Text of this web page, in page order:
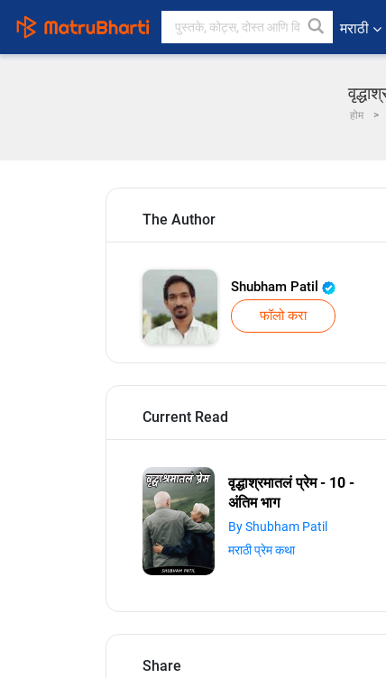
मराठी
होम
The Author
Shubham Patil
फॉलो करा
Current Read
वृद्धाश्रमातलं प्रेम - 10 -
अंतिम भाग
By Shubham Patil
मराठी प्रेम कथा
Share